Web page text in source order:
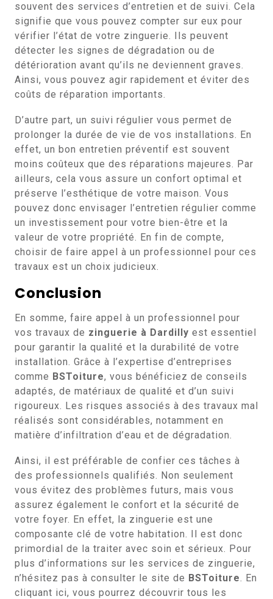
souvent des services d’entretien et de suivi. Cela
signifie que vous pouvez compter sur eux pour
vérifier l’état de votre zinguerie. Ils peuvent
détecter les signes de dégradation ou de
détérioration avant qu’ils ne deviennent graves.
Ainsi, vous pouvez agir rapidement et éviter des
coûts de réparation importants.
D’autre part, un suivi régulier vous permet de
prolonger la durée de vie de vos installations. En
effet, un bon entretien préventif est souvent
moins coûteux que des réparations majeures. Par
ailleurs, cela vous assure un confort optimal et
préserve l’esthétique de votre maison. Vous
pouvez donc envisager l’entretien régulier comme
un investissement pour votre bien-être et la
valeur de votre propriété. En fin de compte,
choisir de faire appel à un professionnel pour ces
travaux est un choix judicieux.
Conclusion
En somme, faire appel à un professionnel pour
vos travaux de zinguerie à Dardilly est essentiel
pour garantir la qualité et la durabilité de votre
installation. Grâce à l’expertise d’entreprises
comme BSToiture, vous bénéficiez de conseils
adaptés, de matériaux de qualité et d’un suivi
rigoureux. Les risques associés à des travaux mal
réalisés sont considérables, notamment en
matière d’infiltration d’eau et de dégradation.
Ainsi, il est préférable de confier ces tâches à
des professionnels qualifiés. Non seulement
vous évitez des problèmes futurs, mais vous
assurez également le confort et la sécurité de
votre foyer. En effet, la zinguerie est une
composante clé de votre habitation. Il est donc
primordial de la traiter avec soin et sérieux. Pour
plus d’informations sur les services de zinguerie,
n’hésitez pas à consulter le site de BSToiture. En
cliquant ici, vous pourrez découvrir tous les